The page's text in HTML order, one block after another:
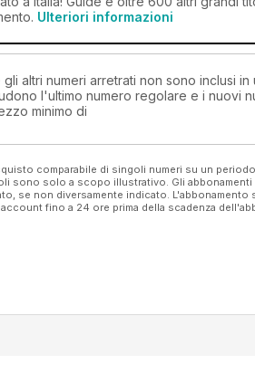
Ulteriori informazioni
altri numeri arretrati non sono inclusi in
l'ultimo numero regolare e i nuovi
minimo di
comparabile di singoli numeri su un
sono solo a scopo illustrativo. Gli
se non diversamente indicato.
fino a 24 ore prima della scadenza